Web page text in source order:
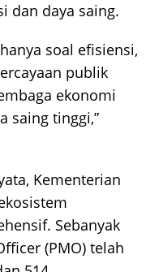
dan daya saing.
soal efisiensi,
publik
ekonomi
saing tinggi,”
Kementerian
Sebanyak
(PMO) telah